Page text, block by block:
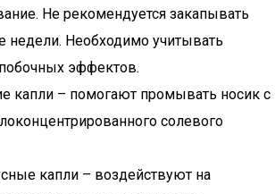
Не рекомендуется закапывать
недели. Необходимо учитывать
эффектов.
капли – помогают промывать носик с
солевого
капли – воздействуют на